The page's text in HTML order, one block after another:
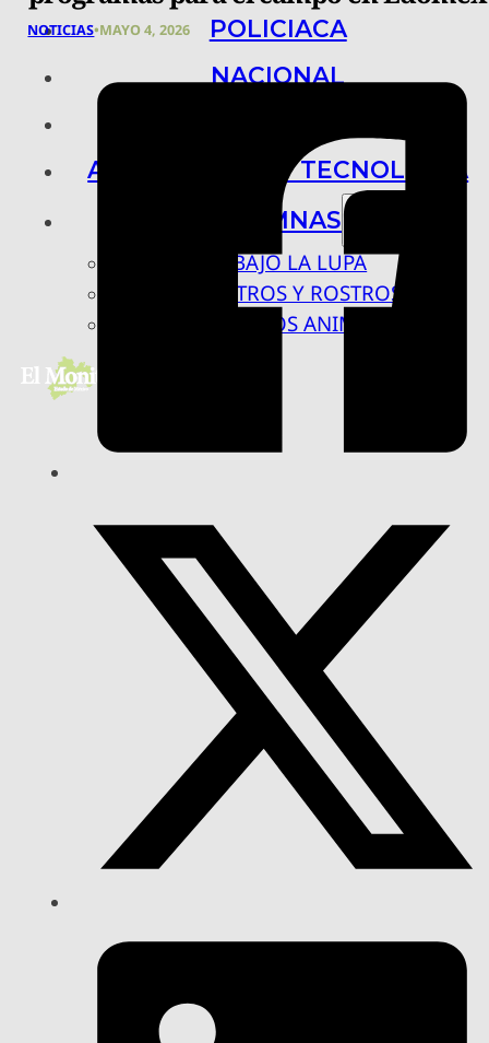
POLICIACA
NACIONAL
ARTE, CIENCIA Y TECNOLOGÍA
COLUMNAS
BAJO LA LUPA
RASTROS Y ROSTROS
VÍNCULOS ANIMALES
NOTICIAS•MAYO 4, 2026